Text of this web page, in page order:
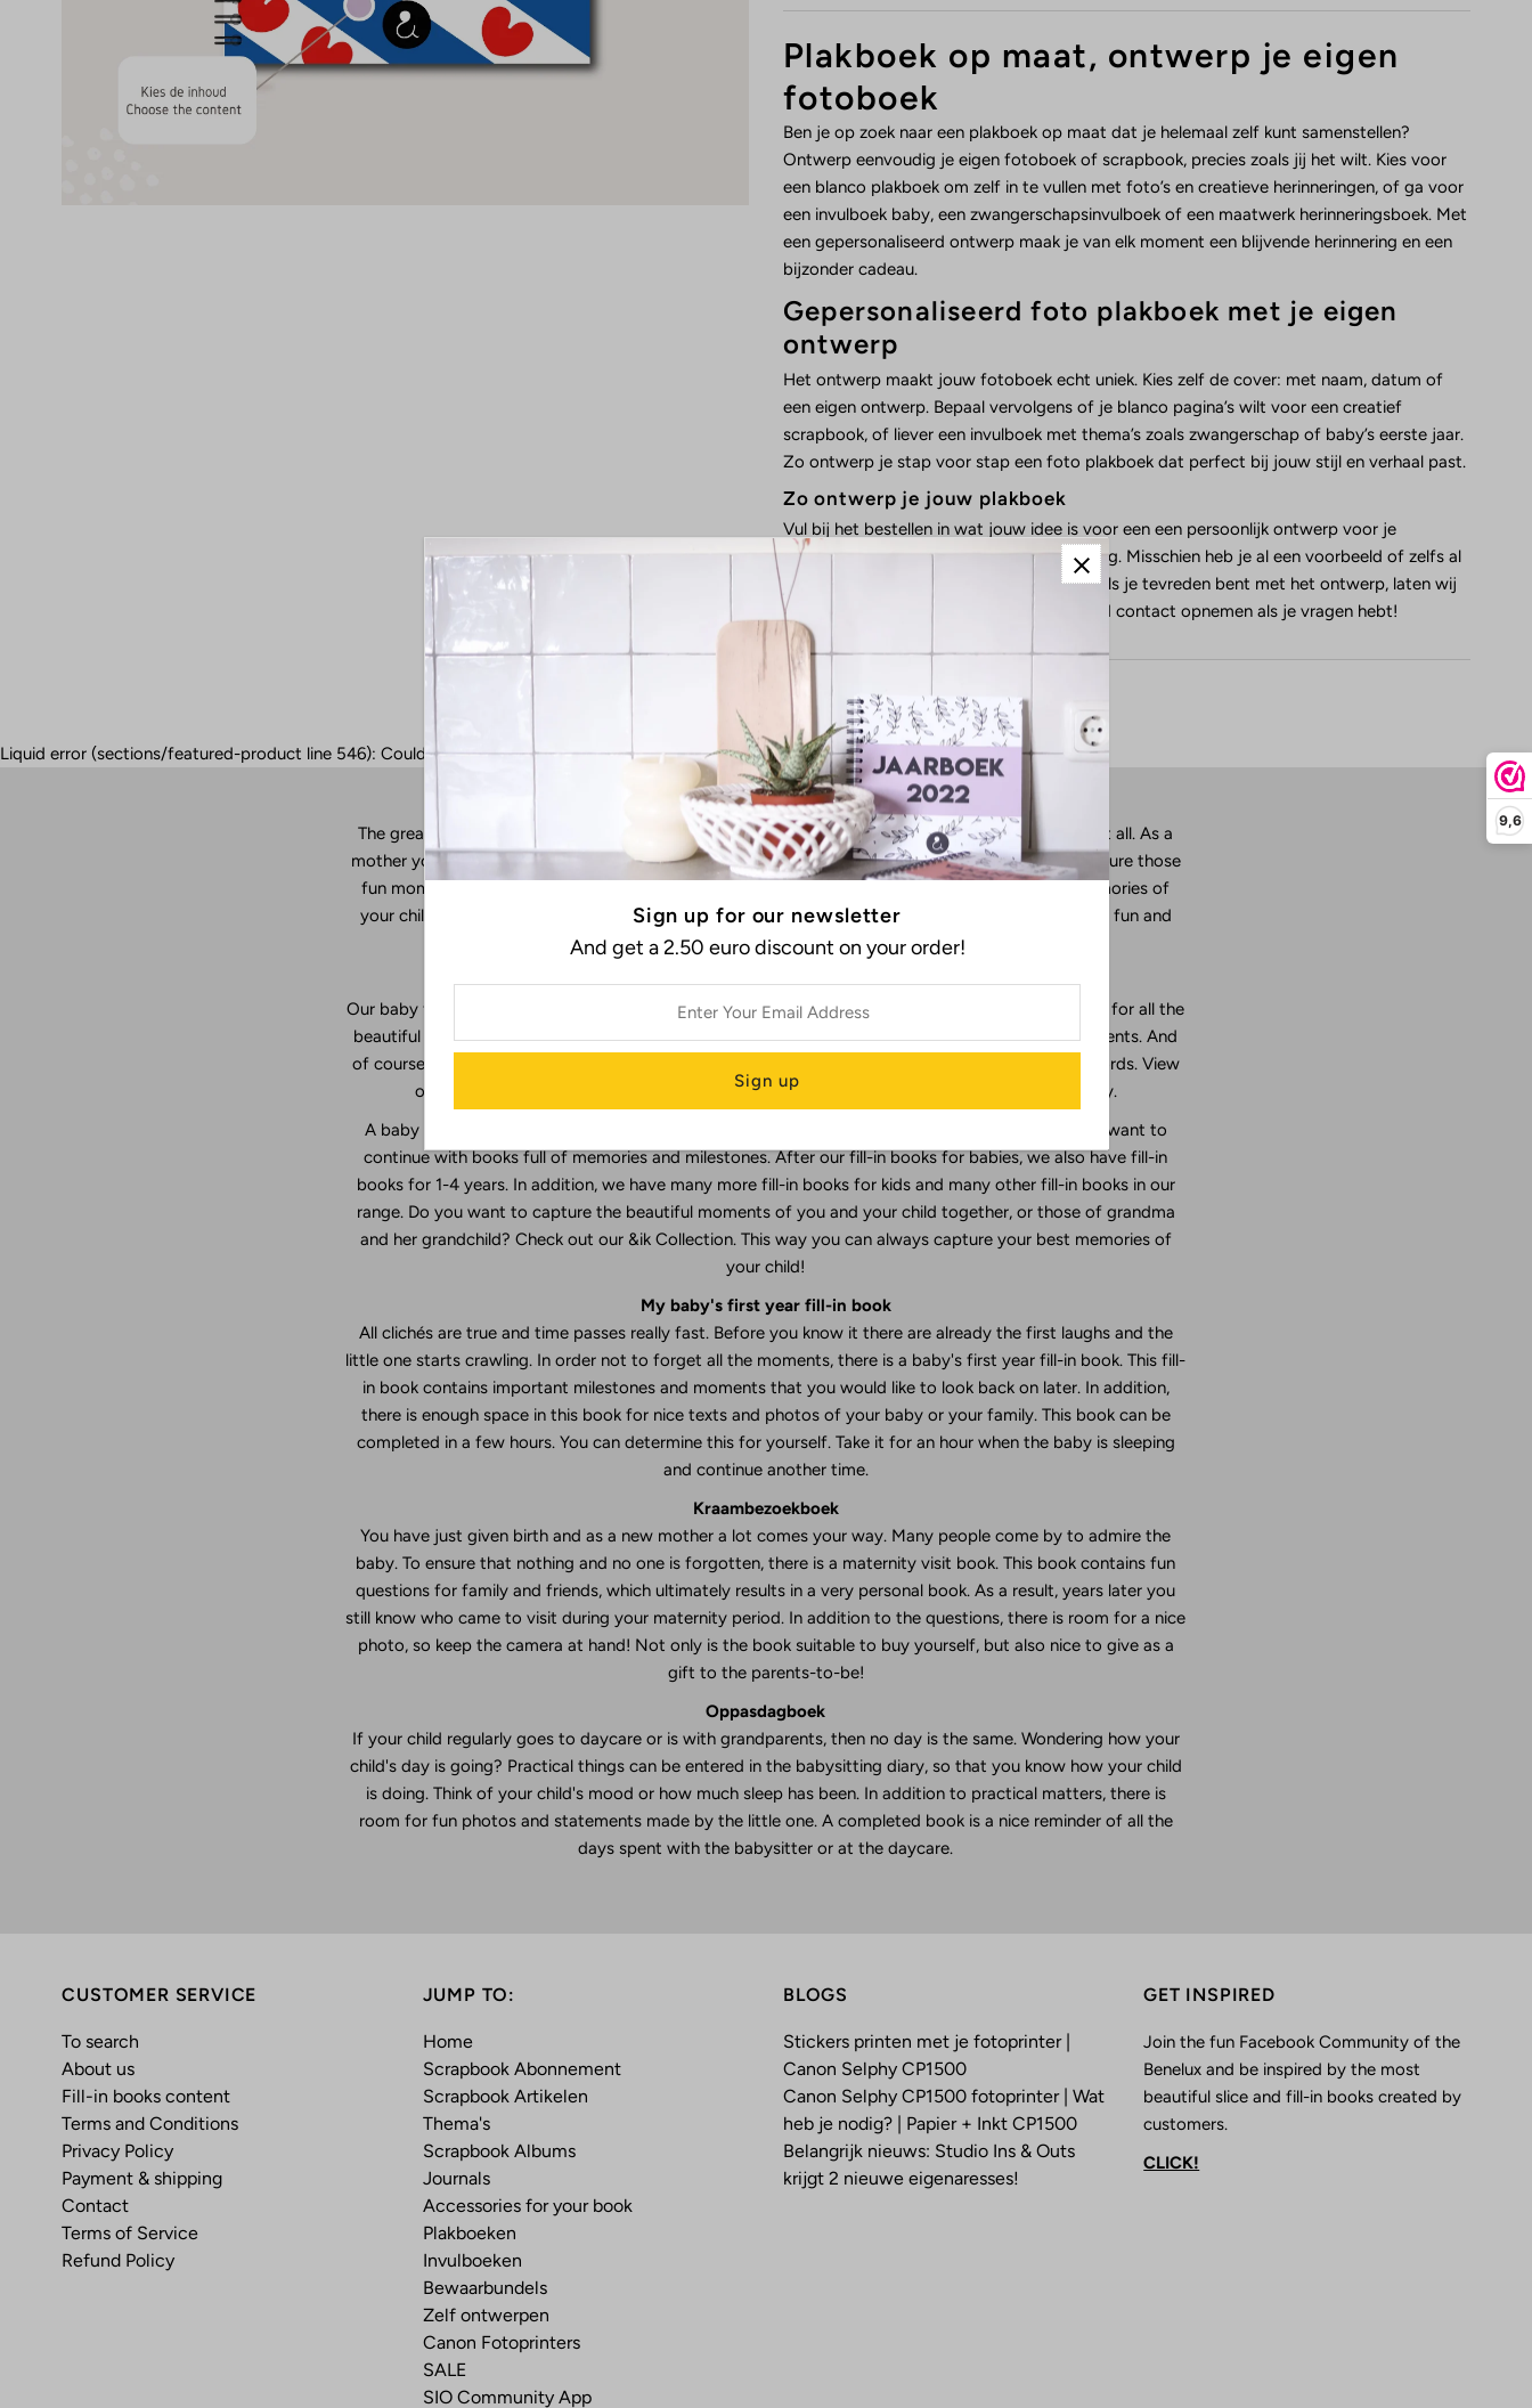
9,6
Plakboek op maat, ontwerp je eigen
fotoboek
Ben je op zoek naar een plakboek op maat dat je helemaal zelf kunt samenstellen?
Ontwerp eenvoudig je eigen fotoboek of scrapbook, precies zoals jij het wilt. Kies voor
een blanco plakboek om zelf in te vullen met foto’s en creatieve herinneringen, of ga voor
een invulboek baby, een zwangerschapsinvulboek of een maatwerk herinneringsboek. Met
een gepersonaliseerd ontwerp maak je van elk moment een blijvende herinnering en een
bijzonder cadeau.
Gepersonaliseerd foto plakboek met je eigen
ontwerp
Het ontwerp maakt jouw fotoboek echt uniek. Kies zelf de cover: met naam, datum of
een eigen ontwerp. Bepaal vervolgens of je blanco pagina’s wilt voor een creatief
scrapbook, of liever een invulboek met thema’s zoals zwangerschap of baby’s eerste jaar.
Zo ontwerp je stap voor stap een foto plakboek dat perfect bij jouw stijl en verhaal past.
Zo ontwerp je jouw plakboek
Vul bij het bestellen in wat jouw idee is voor een een persoonlijk ontwerp voor je
plakboek. Dan gaan we voor jou aan de slag. Misschien heb je al een voorbeeld of zelfs al
een plaatje, misschien nog helemaal niks. Als je tevreden bent met het ontwerp, laten wij
het voor je drukken! Je mag natuurlijk altijd contact opnemen als je vragen hebt!
Liquid error (sections/featured-product line 546): Could not find asset snippets/spurit_ros_featured_product_snippet.liquid
Fill-in books with fun moments of your baby
The great thing about the
baby fill-in books is that filling out the pages doesn't take much time at all. As a
mother you often have your hands full with family, home and work. But of course you want to capture those
fun moments in your little one's life! By using the fill-in book you make a book full of valuable memories of
your child over time. And how nice is it to leaf through that book together and talk about all those fun and
special moments? You and your child can enjoy this for a long time to come!
Milestones that are too fun not to record in a baby fill-in book
Our baby fill-in books are without too much fuss and with plenty of room for photos. There is room for all the
beautiful photos, moments and milestones. You will find a page to fill in for many of the best moments. And
of course there is more than enough space for photos, because they say more than a thousand words. View
our complete collection of baby fill-in books. From maternity visit book to babysitting diary.
A baby book is only about the first year of life of the newborn child, but we understand that you want to
continue with books full of memories and milestones. After our fill-in books for babies, we also have fill-in
books for 1-4 years. In addition, we have many more fill-in books for kids and many other fill-in books in our
range. Do you want to capture the beautiful moments of you and your child together, or those of grandma
and her grandchild? Check out our &ik Collection. This way you can always capture your best memories of
your child!
My baby's first year fill-in book
All clichés are true and time passes really fast. Before you know it there are already the first laughs and the
little one starts crawling. In order not to forget all the moments, there is a baby's first year fill-in book. This fill-
in book contains important milestones and moments that you would like to look back on later. In addition,
there is enough space in this book for nice texts and photos of your baby or your family. This book can be
completed in a few hours. You can determine this for yourself. Take it for an hour when the baby is sleeping
and continue another time.
Kraambezoekboek
You have just given birth and as a new mother a lot comes your way. Many people come by to admire the
baby. To ensure that nothing and no one is forgotten, there is a maternity visit book. This book contains fun
questions for family and friends, which ultimately results in a very personal book. As a result, years later you
still know who came to visit during your maternity period. In addition to the questions, there is room for a nice
photo, so keep the camera at hand! Not only is the book suitable to buy yourself, but also nice to give as a
gift to the parents-to-be!
Oppasdagboek
If your child regularly goes to daycare or is with grandparents, then no day is the same. Wondering how your
child's day is going? Practical things can be entered in the babysitting diary, so that you know how your child
is doing. Think of your child's mood or how much sleep has been. In addition to practical matters, there is
room for fun photos and statements made by the little one. A completed book is a nice reminder of all the
days spent with the babysitter or at the daycare.
CUSTOMER SERVICE
To search
About us
Fill-in books content
Terms and Conditions
Privacy Policy
Payment & shipping
Contact
Terms of Service
Refund Policy
JUMP TO:
Home
Scrapbook Abonnement
Scrapbook Artikelen
Thema's
Scrapbook Albums
Journals
Accessories for your book
Plakboeken
Invulboeken
Bewaarbundels
Zelf ontwerpen
Canon Fotoprinters
SALE
SIO Community App
BLOGS
Stickers printen met je fotoprinter |
Canon Selphy CP1500
Canon Selphy CP1500 fotoprinter | Wat
heb je nodig? | Papier + Inkt CP1500
Belangrijk nieuws: Studio Ins & Outs
krijgt 2 nieuwe eigenaresses!
GET INSPIRED
Join the fun Facebook Community of the
Benelux and be inspired by the most
beautiful slice and fill-in books created by
customers.
CLICK!
Sign up for our newsletter
And get a 2.50 euro discount on your order!